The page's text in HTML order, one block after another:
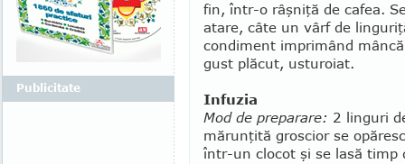
fin, în­tr-o râşniţă de cafea.
atare, câte un vârf de
condiment imprimând
gust plăcut, usturoiat.
Infuzia
Mod de preparare: 2 linguri
mărunţită groscior se
într-un clocot şi se lasă timp
Publicitate